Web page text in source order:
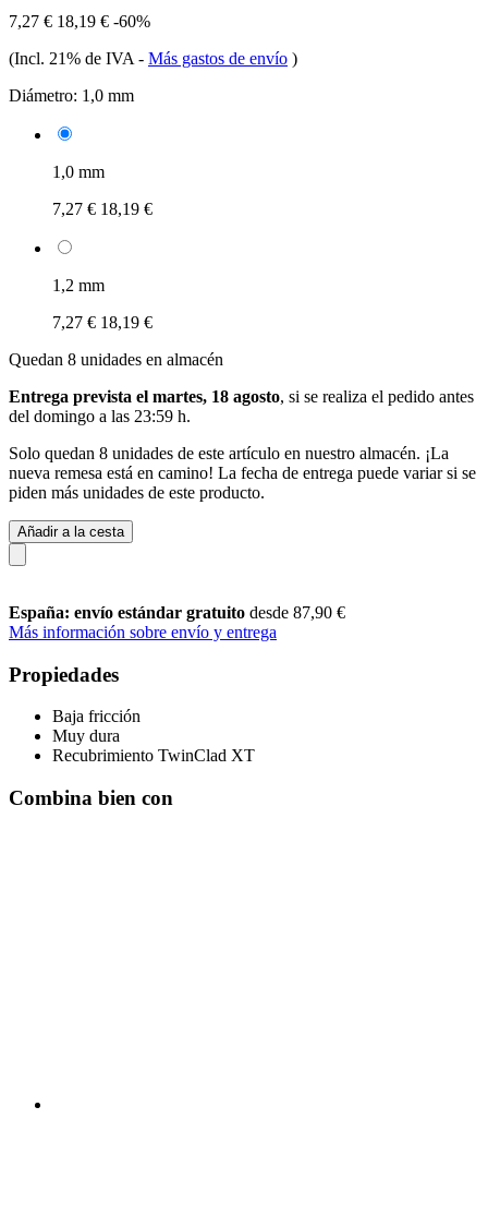
7,27 € 18,19 € -60%
(Incl. 21% de IVA - Más gastos de envío )
Diámetro: 1,0 mm
1,0 mm
7,27 € 18,19 €
1,2 mm
7,27 € 18,19 €
Quedan 8 unidades en almacén
Entrega prevista el martes, 18 agosto, si se realiza el pedido antes
del domingo a las 23:59 h.
Solo quedan 8 unidades de este artículo en nuestro almacén. ¡La
nueva remesa está en camino! La fecha de entrega puede variar si se
piden más unidades de este producto.
Añadir a la cesta
España: envío estándar gratuito desde 87,90 €
Más información sobre envío y entrega
Propiedades
Baja fricción
Muy dura
Recubrimiento TwinClad XT
Combina bien con